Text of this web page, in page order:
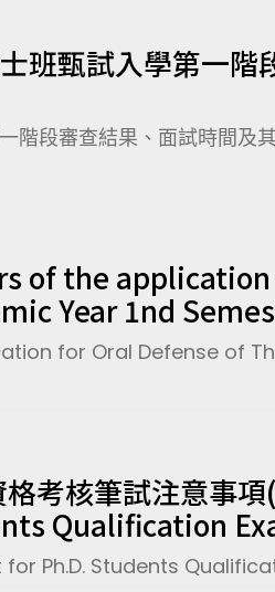
班甄試入學第一階
階段審查結果、面試時間及
of the
Year 1nd
for Oral Defense of
考核筆試注意事
Qualification
for Ph.D. Students